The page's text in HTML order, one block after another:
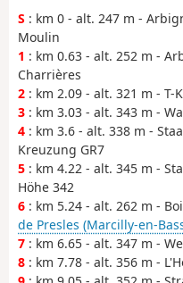
S : km 0 - alt. 247 m -
Moulin
1 : km 0.63 - alt. 252 m -
Charrières
2 : km 2.09 - alt. 321 m - T-
3 : km 3.03 - alt. 343 m -
4 : km 3.6 - alt. 338 m -
Kreuzung GR7
5 : km 4.22 - alt. 345 m -
Höhe 342
6 : km 5.24 - alt. 262 m -
de Presles (Marcilly-en-
7 : km 6.65 - alt. 347 m -
8 : km 7.78 - alt. 356 m -